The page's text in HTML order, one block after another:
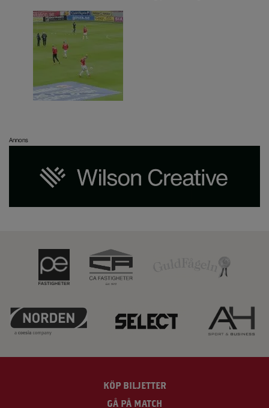
Annons
KÖP BILJETTER
GÅ PÅ MATCH